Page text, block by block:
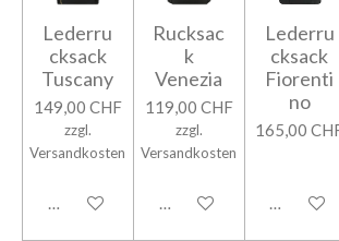
Lederru
cksack
Tuscany
149,00 CHF
zzgl.
Versandkosten
In den Warenkorb
Rucksac
k
Venezia
119,00 CHF
zzgl.
Versandkosten
In den Warenkorb
Lederru
cksack
Fiorenti
no
165,00
In den